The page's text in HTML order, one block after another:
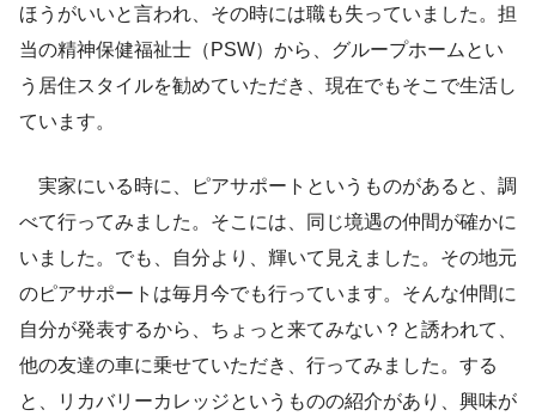
ほうがいいと言われ、その時には職も失っていました。担
当の精神保健福祉士（PSW）から、グループホームとい
う居住スタイルを勧めていただき、現在でもそこで生活し
ています。
実家にいる時に、ピアサポートというものがあると、調
べて行ってみました。そこには、同じ境遇の仲間が確かに
いました。でも、自分より、輝いて見えました。その地元
のピアサポートは毎月今でも行っています。そんな仲間に
自分が発表するから、ちょっと来てみない？と誘われて、
他の友達の車に乗せていただき、行ってみました。する
と、リカバリーカレッジというものの紹介があり、興味が